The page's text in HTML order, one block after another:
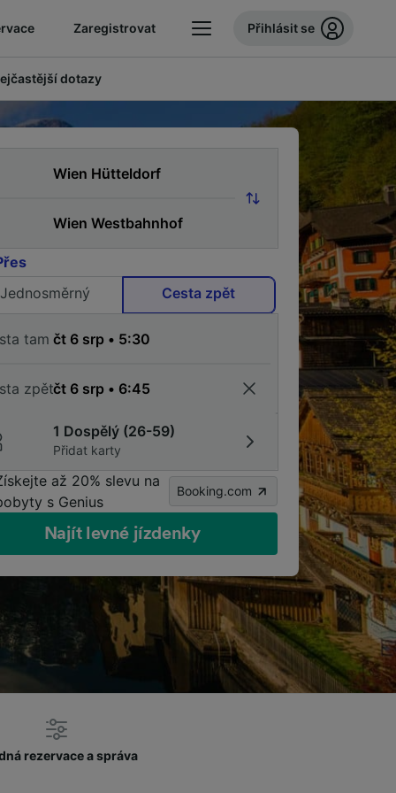
Zaregistrovat Přihlásit se
dotazy
Jednosměrný
Cesta zpět
tam
zpět
1 Dospělý (26-59)
Přidat karty
až 20% slevu na
s Genius
Booking.com
Najít levné jízdenky
rezervace a správa